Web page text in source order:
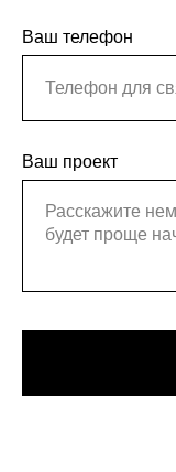
Ваш телефон
Ваш проект